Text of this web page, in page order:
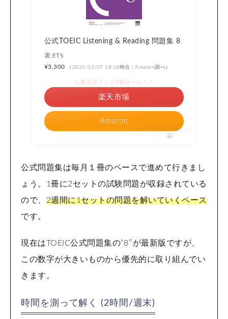
公式TOEIC Listening & Reading 問題集 8
著:ETS
¥3,300
（2025/12/07 18:18時点 | Amazon調べ）
Amazon
＼楽天ポイント5倍セール！／
楽天市場
ポチップ
公式問題集は毎月１冊のペースで進めて行きまし
ょう。1冊に2セットの試験問題が収録されている
ので、 2週間に1セットの問題を解いていくペース
です。
現在はTOEIC公式問題集の”8″が最新版ですが、
この数字が大きいものから優先的に取り組んでい
きます。
時間を測って解く (2時間/週末)